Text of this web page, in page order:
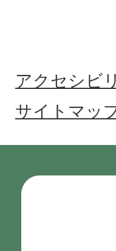
アクセシビ
サイトマッ